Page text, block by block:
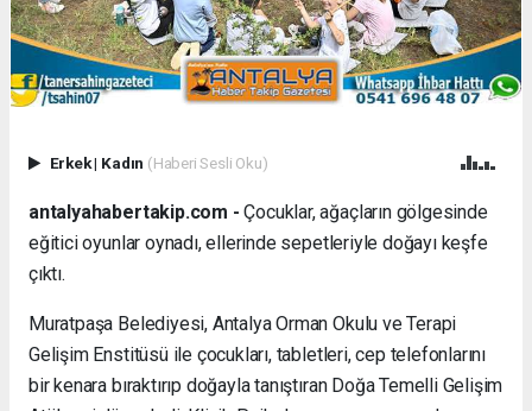
Erkek| Kadın (Haberi Sesli Oku)
antalyahabertakip.com - Çocuklar, ağaçların gölgesinde
eğitici oyunlar oynadı, ellerinde sepetleriyle doğayı keşfe
çıktı.
Muratpaşa Belediyesi, Antalya Orman Okulu ve Terapi
Gelişim Enstitüsü ile çocukları, tabletleri, cep telefonlarını
bir kenara bıraktırıp doğayla tanıştıran Doğa Temelli Gelişim